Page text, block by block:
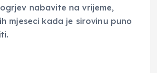
nabavite na vrijeme,
mjeseci kada je sirovinu puno